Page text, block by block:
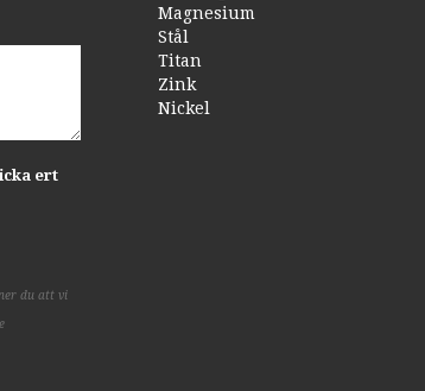
ert
du att vi
Magnesium
Stål
Titan
Zink
Nickel